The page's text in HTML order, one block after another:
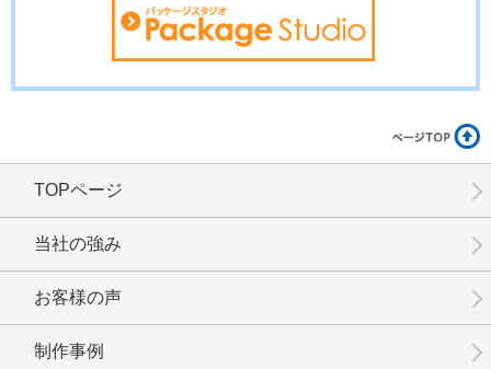
TOPページ
当社の強み
お客様の声
制作事例